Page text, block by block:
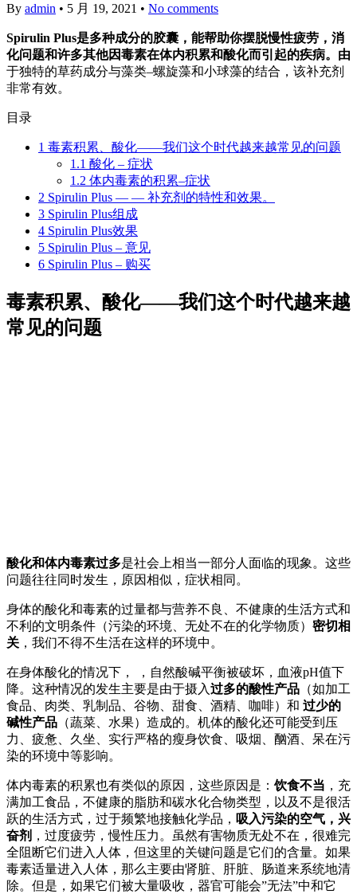
By admin • 5 月 19, 2021 • No comments
Spirulin Plus是多种成分的胶囊，能帮助你摆脱慢性疲劳，消
化问题和许多其他因毒素在体内积累和酸化而引起的疾病。由
于独特的草药成分与藻类–螺旋藻和小球藻的结合，该补充剂
非常有效。
目录
1 毒素积累、酸化——我们这个时代越来越常见的问题
1.1 酸化 – 症状
1.2 体内毒素的积累–症状
2 Spirulin Plus — — 补充剂的特性和效果。
3 Spirulin Plus组成
4 Spirulin Plus效果
5 Spirulin Plus – 意见
6 Spirulin Plus – 购买
毒素积累、酸化——我们这个时代越来越
常见的问题
酸化和体内毒素过多是社会上相当一部分人面临的现象。这些
问题往往同时发生，原因相似，症状相同。
身体的酸化和毒素的过量都与营养不良、不健康的生活方式和
不利的文明条件（污染的环境、无处不在的化学物质） 密切相
关 ，我们不得不生活在这样的环境中。
在身体酸化的情况下，
，自然酸碱平衡被破坏，血液pH值下
降。这种情况的发生主要是由于摄入过多的酸性产品 （如加工
食品、肉类、乳制品、谷物、甜食、酒精、咖啡）和 过少的
碱性产品 （蔬菜、水果）造成的。机体的酸化还可能受到压
力、疲惫、久坐、实行严格的瘦身饮食、吸烟、酗酒、呆在污
染的环境中等影响。
体内毒素的积累也有类似的原因，这些原因是：饮食不当 ，充
满加工食品，不健康的脂肪和碳水化合物类型，以及不是很活
跃的生活方式，过于频繁地接触化学品， 吸入污染的空气，兴
奋剂 ，过度疲劳，慢性压力。虽然有害物质无处不在，很难完
全阻断它们进入人体，但这里的关键问题是它们的含量。如果
毒素适量进入人体，那么主要由肾脏、肝脏、肠道来系统地清
除。但是，如果它们被大量吸收，器官可能会”无法”中和它